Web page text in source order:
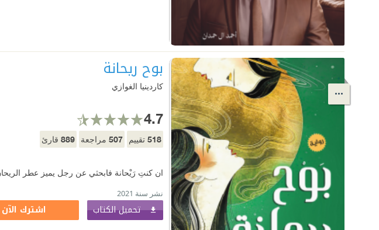
بوح ريحانة
كاردينيا الغوازي
4.7
518 تقييم 507 مراجعة 889 قارئ
ان كنتِ رَيْحانة فابحثي عن رجل يميز عطر
نشر سنة 2021
تحميل الكتاب اشترك الآن